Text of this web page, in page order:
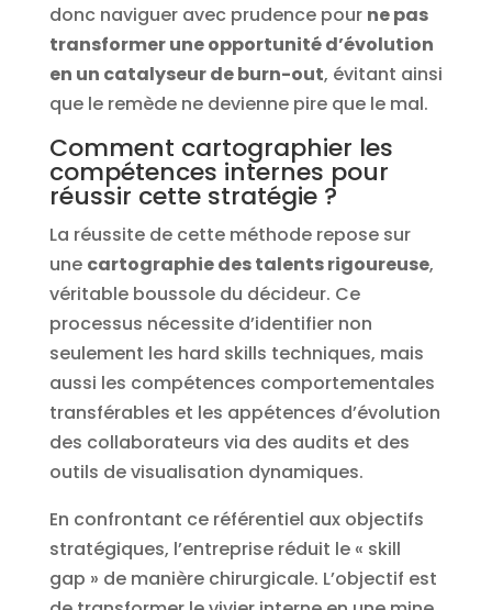
donc naviguer avec prudence pour ne pas
transformer une opportunité d’évolution
en un catalyseur de burn-out, évitant ainsi
que le remède ne devienne pire que le mal.
Comment cartographier les
compétences internes pour
réussir cette stratégie ?
La réussite de cette méthode repose sur
une cartographie des talents rigoureuse,
véritable boussole du décideur. Ce
processus nécessite d’identifier non
seulement les hard skills techniques, mais
aussi les compétences comportementales
transférables et les appétences d’évolution
des collaborateurs via des audits et des
outils de visualisation dynamiques.
En confrontant ce référentiel aux objectifs
stratégiques, l’entreprise réduit le « skill
gap » de manière chirurgicale. L’objectif est